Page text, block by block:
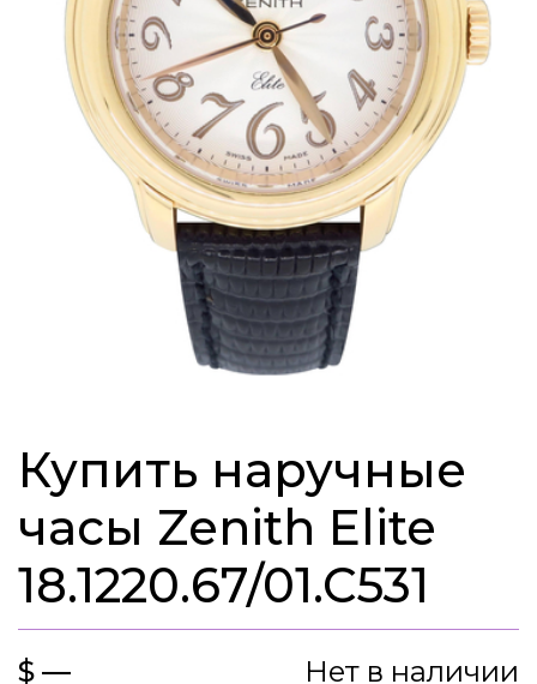
Купить наручные
часы Zenith Elite
18.1220.67/01.C531
$ — Нет в наличии